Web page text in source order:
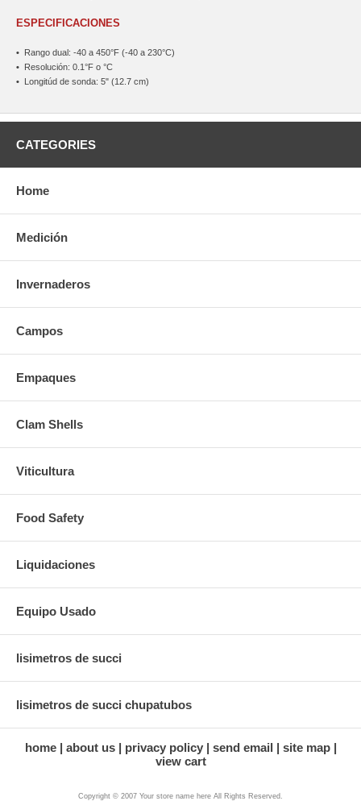
ESPECIFICACIONES
• Rango dual: -40 a 450°F (-40 a 230°C)
• Resolución: 0.1°F o °C
• Longitúd de sonda: 5" (12.7 cm)
CATEGORIES
Home
Medición
Invernaderos
Campos
Empaques
Clam Shells
Viticultura
Food Safety
Liquidaciones
Equipo Usado
lisimetros de succi
lisimetros de succi chupatubos
home about us privacy policy send email
site map
view cart
Copyright © 2007 Your store name here All Rights Reserved.